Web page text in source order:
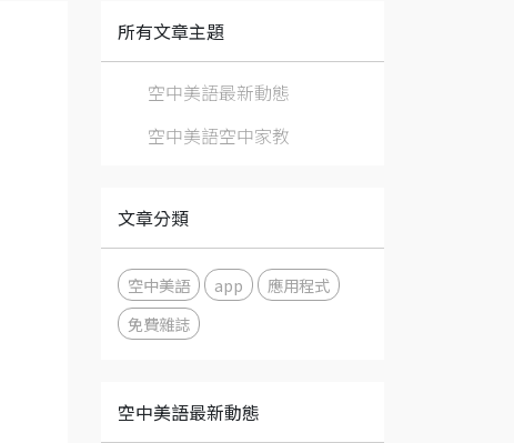
所有文章主題
空中美語最新動態
空中美語空中家教
文章分類
空中美語 app
應用程式
免費雜誌
空中美語最新動態